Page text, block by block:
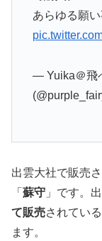
あらゆる願
— Yuika＠飛
出雲大社で販売
「 蘇守 」です。
て販売されてい
ます。